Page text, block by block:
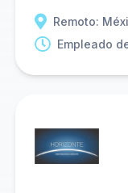
Remoto:
Empleado